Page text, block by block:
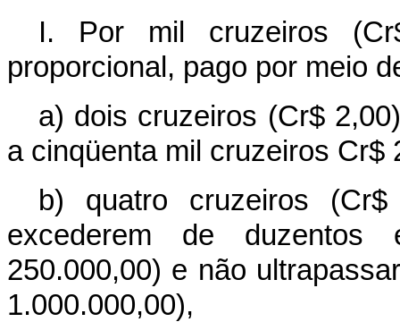
I. Por mil cruzeiros
proporcional, pago por meio
a) dois cruzeiros (Cr$
a cinqüenta mil cruzeiros Cr$
b) quatro cruzeiros
excederem de
250.000,00) e não
1.000.000,00),